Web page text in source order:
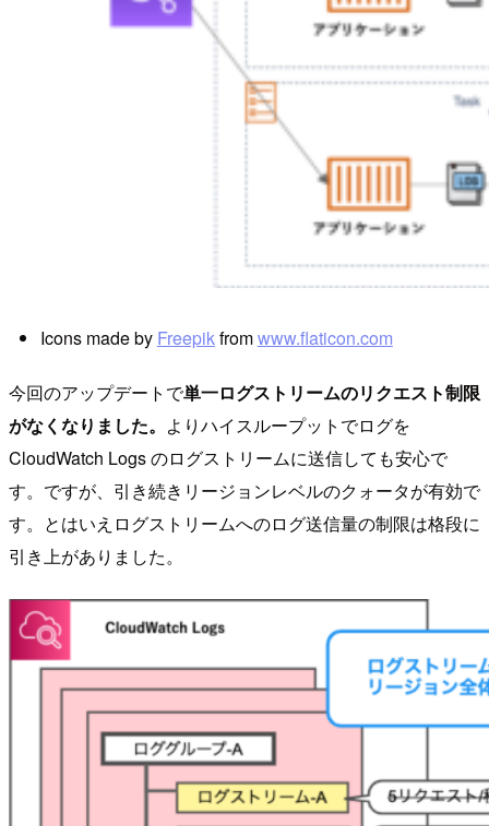
Icons made by Freepikfromwww.flaticon.com
今回のアップデートで単一ログストリームのリクエスト制限
がなくなりました。 よりハイスループットでログを
CloudWatch Logs のログストリームに送信しても安心で
す。ですが、引き続きリージョンレベルのクォータが有効で
す。とはいえログストリームへのログ送信量の制限は格段に
引き上がありました。